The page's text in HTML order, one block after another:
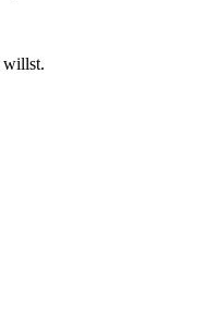
willst.